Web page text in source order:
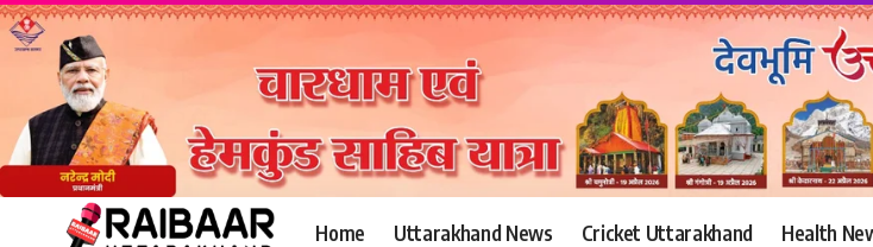
Home Uttarakhand News Cricket Uttarakhand Health